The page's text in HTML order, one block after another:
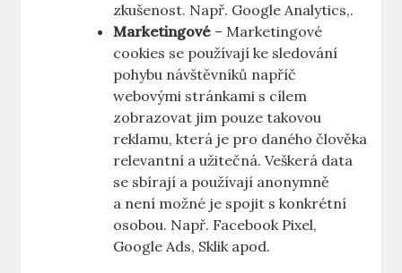
zkušenost. Např. Google Analytics,.
Marketingové – Marketingové
cookies se používají ke sledování
pohybu návštěvníků napříč
webovými stránkami s cílem
zobrazovat jim pouze takovou
reklamu, která je pro daného člověka
relevantní a užitečná. Veškerá data
se sbírají a používají anonymně
a není možné je spojit s konkrétní
osobou. Např. Facebook Pixel,
Google Ads, Sklik apod.